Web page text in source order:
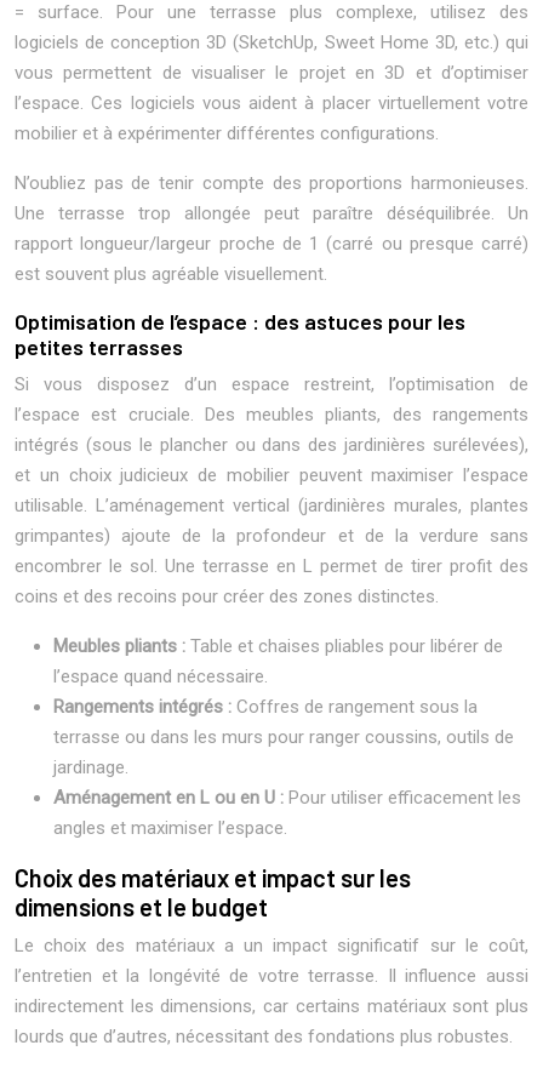
= surface. Pour une terrasse plus complexe, utilisez des
logiciels de conception 3D (SketchUp, Sweet Home 3D, etc.) qui
vous permettent de visualiser le projet en 3D et d’optimiser
l’espace. Ces logiciels vous aident à placer virtuellement votre
mobilier et à expérimenter différentes configurations.
N’oubliez pas de tenir compte des proportions harmonieuses.
Une terrasse trop allongée peut paraître déséquilibrée. Un
rapport longueur/largeur proche de 1 (carré ou presque carré)
est souvent plus agréable visuellement.
Optimisation de l’espace : des astuces pour les
petites terrasses
Si vous disposez d’un espace restreint, l’optimisation de
l’espace est cruciale. Des meubles pliants, des rangements
intégrés (sous le plancher ou dans des jardinières surélevées),
et un choix judicieux de mobilier peuvent maximiser l’espace
utilisable. L’aménagement vertical (jardinières murales, plantes
grimpantes) ajoute de la profondeur et de la verdure sans
encombrer le sol. Une terrasse en L permet de tirer profit des
coins et des recoins pour créer des zones distinctes.
Meubles pliants : Table et chaises pliables pour libérer de
l’espace quand nécessaire.
Rangements intégrés : Coffres de rangement sous la
terrasse ou dans les murs pour ranger coussins, outils de
jardinage.
Aménagement en L ou en U : Pour utiliser efficacement les
angles et maximiser l’espace.
Choix des matériaux et impact sur les
dimensions et le budget
Le choix des matériaux a un impact significatif sur le coût,
l’entretien et la longévité de votre terrasse. Il influence aussi
indirectement les dimensions, car certains matériaux sont plus
lourds que d’autres, nécessitant des fondations plus robustes.